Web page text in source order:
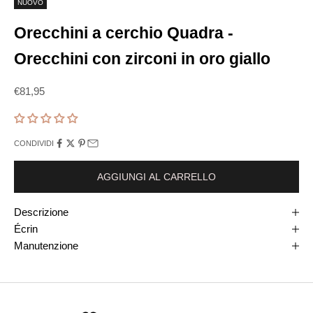
NUOVO
Orecchini a cerchio Quadra -
Orecchini con zirconi in oro giallo
Prix de vente
€81,95
CONDIVIDI
AGGIUNGI AL CARRELLO
Descrizione
Écrin
Manutenzione